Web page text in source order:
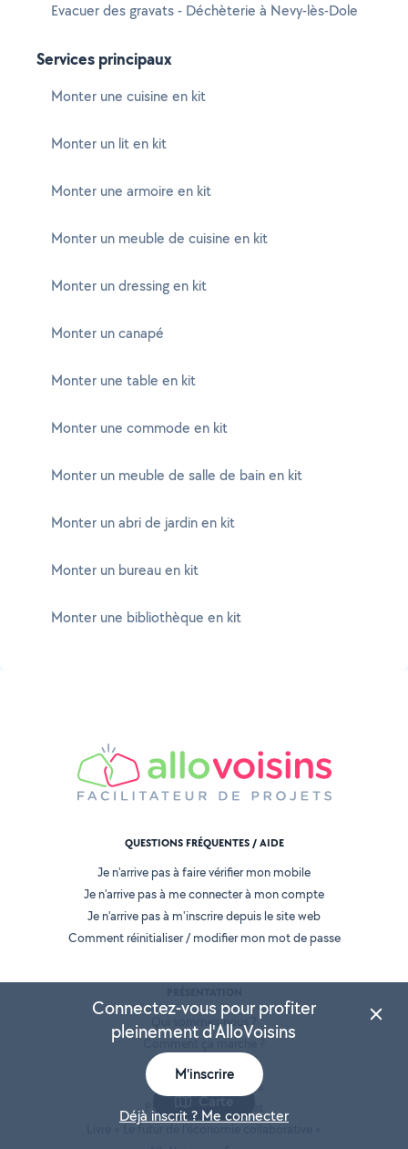
Evacuer des gravats - Déchèterie à Nevy-lès-Dole
Services principaux
Monter une cuisine en kit
Monter un lit en kit
Monter une armoire en kit
Monter un meuble de cuisine en kit
Monter un dressing en kit
Monter un canapé
Monter une table en kit
Monter une commode en kit
Monter un meuble de salle de bain en kit
Monter un abri de jardin en kit
Monter un bureau en kit
Monter une bibliothèque en kit
Carte
QUESTIONS FRÉQUENTES / AIDE
Je n'arrive pas à faire vérifier mon mobile
Je n'arrive pas à me connecter à mon compte
Je n'arrive pas à m'inscrire depuis le site web
Comment réinitialiser / modifier mon mot de passe
Qui sommes-nous ?
Comment ça marche ?
AlloVoisins Pro
Toutes les demandes
Proposer mes services
Livre « Le futur de l'économie collaborative »
Connectez-vous pour profiter
pleinement d'AlloVoisins
M'inscrire
Déjà inscrit ? Me connecter